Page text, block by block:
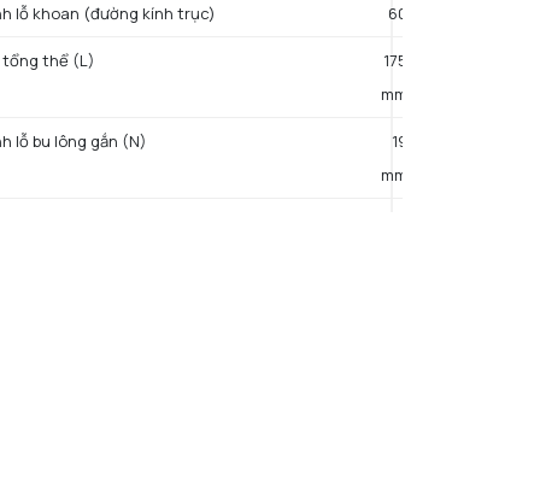
lỗ khoan (đường kính trục) 60
tổng thể (L)
175
mm
lỗ bu lông gắn (N)
19
mm